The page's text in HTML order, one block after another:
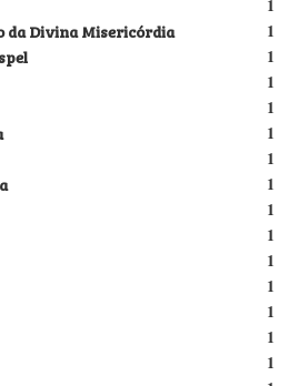
1
1
da Divina Misericórdia
1
1
1
1
1
1
1
1
1
1
1
1
1